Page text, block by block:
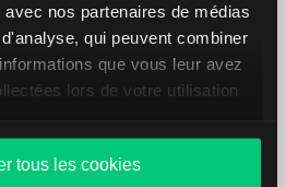
nos partenaires de médias
qui peuvent combiner
que vous leur avez
lors de votre utilisation
tous les cookies
et n’a aucune obligation
fournies. LYNX se
les exigences établies par
(IB). Les informations
Les informations peuvent